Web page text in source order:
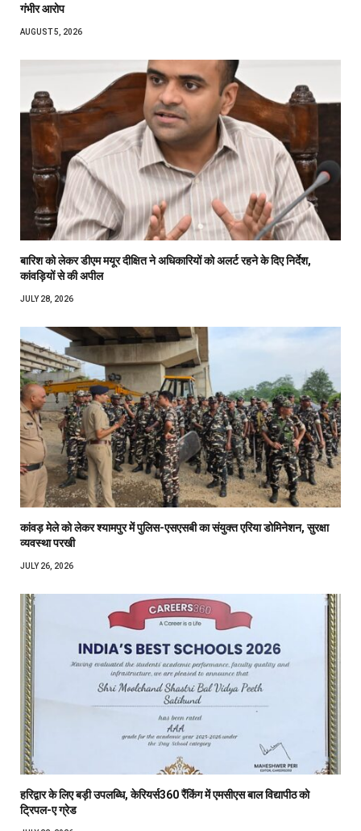
गंभीर आरोप
AUGUST 5, 2026
बारिश को लेकर डीएम मयूर दीक्षित ने अधिकारियों को अलर्ट रहने के दिए निर्देश,
कांवड़ियों से की अपील
JULY 28, 2026
कांवड़ मेले को लेकर श्यामपुर में पुलिस-एसएसबी का संयुक्त एरिया डोमिनेशन, सुरक्षा
व्यवस्था परखी
JULY 26, 2026
हरिद्वार के लिए बड़ी उपलब्धि, केरियर्स360 रैंकिंग में एमसीएस बाल विद्यापीठ को
ट्रिपल-ए ग्रेड